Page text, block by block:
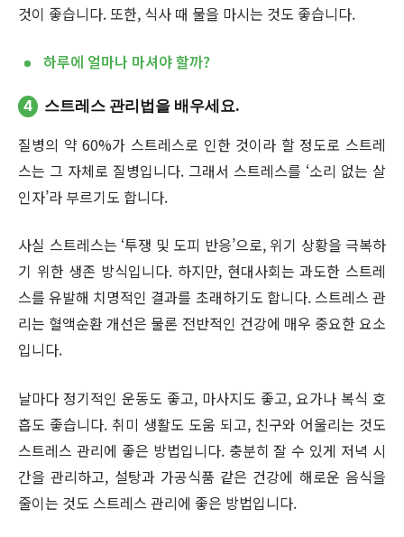
것이 좋습니다. 또한, 식사 때 물을 마시는 것도 좋습니다.
하루에 얼마나 마셔야 할까?
4 스트레스 관리법을 배우세요.
질병의 약 60%가 스트레스로 인한 것이라 할 정도로 스트레
스는 그 자체로 질병입니다. 그래서 스트레스를 ‘소리 없는 살
인자’라 부르기도 합니다.
사실 스트레스는 ‘투쟁 및 도피 반응’으로, 위기 상황을 극복하
기 위한 생존 방식입니다. 하지만, 현대사회는 과도한 스트레
스를 유발해 치명적인 결과를 초래하기도 합니다. 스트레스 관
리는 혈액순환 개선은 물론 전반적인 건강에 매우 중요한 요소
입니다.
날마다 정기적인 운동도 좋고, 마사지도 좋고, 요가나 복식 호
흡도 좋습니다. 취미 생활도 도움 되고, 친구와 어울리는 것도
스트레스 관리에 좋은 방법입니다. 충분히 잘 수 있게 저녁 시
간을 관리하고, 설탕과 가공식품 같은 건강에 해로운 음식을
줄이는 것도 스트레스 관리에 좋은 방법입니다.